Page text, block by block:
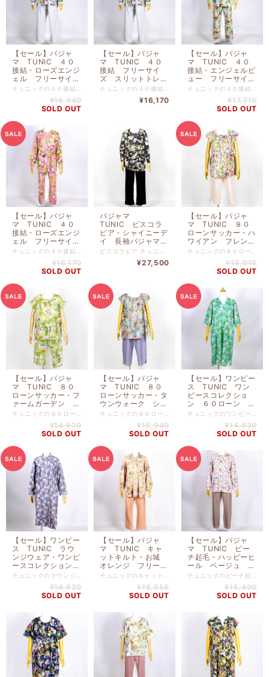
【セール】パジャ
マ TUNIC ４０
接結・ローズエンジ
ェル フリーサイ
ズ 丸首全開トレー
ー杢 AWS-
26416-C
¥24,200→¥16,940
¥16,940
SOLD OUT
【セール】パジャ
マ TUNIC ４０
接結 フリーサイ
ズ スリットトレー
ナーパジャマ グレ
23466-C¥16,170
【セール】パジャ
マ TUNIC ４０
接結・エンジェルビ
ュー フリーサイ
ズ トレーナーパジ
AWS-23458-C
¥25,300→¥17,710
¥17,710
SOLD OUT
【セール】パジャ
マ TUNIC ４０
接結・ローズエンジ
ェル フリーサイ
ズ トレーナーパジ
AWS-23437-A
¥23,100→¥16,100
¥16,170
SOLD OUT
パジャマ
TUNIC ビスコラ
ピア・シャイニーデ
イ 長袖パジャマ
クロ フリーサイ
¥27,500
【セール】パジャ
マ TUNIC ８０
ローンサッカー・ハ
ワイアン フレンチ
シャーリングパジャ
SSS-33070-A
￥２１,４５０➡￥１
５,０１５
¥15,015
SOLD OUT
【セール】パジャ
マ TUNIC ８０
ローンサッカー・フ
ァームガーデン フ
レンチフェミニンパ
ズ SSS-33067-
A ￥２０,９００
➡￥１４,６３０
¥14,630
SOLD OUT
【セール】パジャ
マ TUNIC ８０
ローンサッカー・タ
ウンウォーク シャ
ーリングフレンチパ
ズ SSS-33063-
C ￥２４,２００
➡￥１６,９４０
¥16,940
SOLD OUT
【セール】ワンピー
ス TUNIC ワン
ピースコレクショ
ン ６０ローン 鳥
と花 ７分袖Vネッ
ーサイズ SSS-
43655-A ￥２０,
９００➡￥１４,６３
¥14,630
SOLD OUT
【セール】ワンピー
ス TUNIC ラウ
ンジウェア・ワンピ
ースコレクション
フリーサイズ 襟付
ヨークワンピース
AWS-49635-A
チュニックのラウンジウェア・ワンピースコレクション フリーサイズ 襟付ヨークワンピースです。 リゾートでリラックスしている気分に浸れるパジャマです。 綿 １００％ バスト１２０ｃｍ-総丈１１３ｃｍ
¥14,630
SOLD OUT
【セール】パジャ
マ TUNIC キャ
ットキルト・お城
オレンジ フリーサ
イズ 襟付全開パジ
ャマ AWS-
49360-A
チュニックのキャットキルト・お城 オレンジ フリーサイズ 襟付全開パジャマです。 リゾートでリラックスしている気分に浸れるパジャマです。 プリント 綿 ８５％ ポリエステル １５％ 無地 綿 ８５％ ポリエステル １５％ バスト１０６ｃｍ-身丈７３ｃｍ
¥16,555
SOLD OUT
【セール】パジャ
マ TUNIC ピー
チ起毛・ハッピーヒ
ール ベージュ フ
リーサイズ トレー
ナーパジャマ
AWS-43407-A
チュニックのピーチ起毛・ハッピーヒール ベージュ フリーサイズ トレーナーパジャマです。 リゾートでリラックスしている気分に浸れるパジャマです。 プリント無地 ナイロン ３４％ 綿 ３３％ レーヨン ３３％ バスト１０４ｃｍ-身丈６６ｃｍ
¥15,400
SOLD OUT